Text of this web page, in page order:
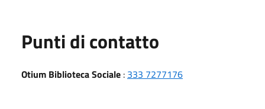
Punti di contatto
Otium Biblioteca Sociale : 333 7277176